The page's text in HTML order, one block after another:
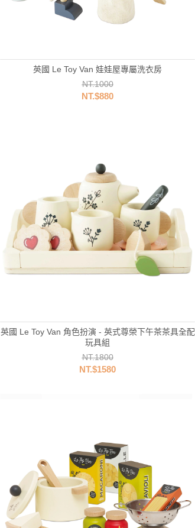
英國 Le Toy Van 娃娃屋專屬洗衣房
NT.1000
NT.$880
英國 Le Toy Van 角色扮演 - 英式尊榮下午茶茶具全配
玩具組
NT.1800
NT.$1580